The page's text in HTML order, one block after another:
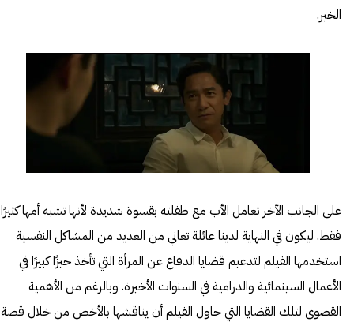
الخير.
على الجانب الآخر تعامل الأب مع طفلته بقسوة شديدة لأنها تشبه أمها كثيرًا
فقط. ليكون في النهاية لدينا عائلة تعاني من العديد من المشاكل النفسية
استخدمها الفيلم لتدعيم قضايا الدفاع عن المرأة التي تأخذ حيزًا كبيرًا في
الأعمال السينمائية والدرامية في السنوات الأخيرة. وبالرغم من الأهمية
القصوى لتلك القضايا التي حاول الفيلم أن يناقشها بالأخص من خلال قصة